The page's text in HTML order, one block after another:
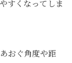
すくなってしま
おぐ角度や距